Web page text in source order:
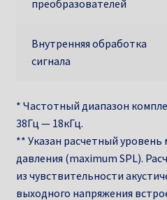
преобразователей
Внутренняя обработка
сигнала
* Частотный диапазон
38Гц — 18кГц.
** Указан расчетный уровень
давления (maximum SPL).
из чувствительности
выходного напряжения